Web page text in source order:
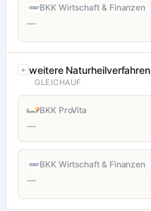
BKK Wirtschaft & Finanzen
—
weitere Naturheilverfahren
GLEICHAUF
BKK ProVita
—
BKK Wirtschaft & Finanzen
—